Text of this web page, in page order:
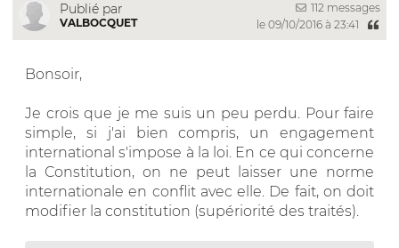
Publié par
VALBOCQUET
112 messages
le 09/10/2016 à 23:41
Bonsoir,
Je crois que je me suis un peu perdu. Pour faire
simple, si j'ai bien compris, un engagement
international s'impose à la loi. En ce qui concerne
la Constitution, on ne peut laisser une norme
internationale en conflit avec elle. De fait, on doit
modifier la constitution (supériorité des traités).